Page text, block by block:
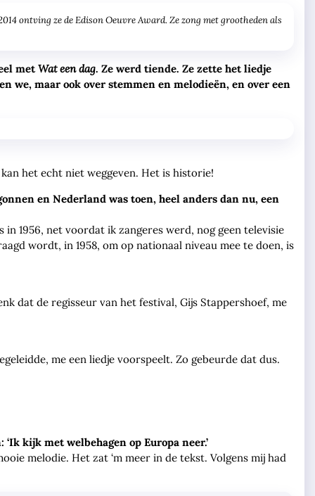
ontving ze de Edison Oeuvre Award. Ze zong met grootheden als
metWat een dag. Ze werd tiende. Ze zette het liedje
we, maar ook over stemmen en melodieën, en over een
het echt niet weggeven. Het is historie!
en Nederland was toen, heel anders dan nu, een
1956, net voordat ik zangeres werd, nog geen televisie
wordt, in 1958, om op nationaal niveau mee te doen, is
dat de regisseur van het festival, Gijs Stappershoef, me
me een liedje voorspeelt. Zo gebeurde dat dus.
kijk met welbehagen op Europa neer.’
melodie. Het zat ‘m meer in de tekst. Volgens mij had